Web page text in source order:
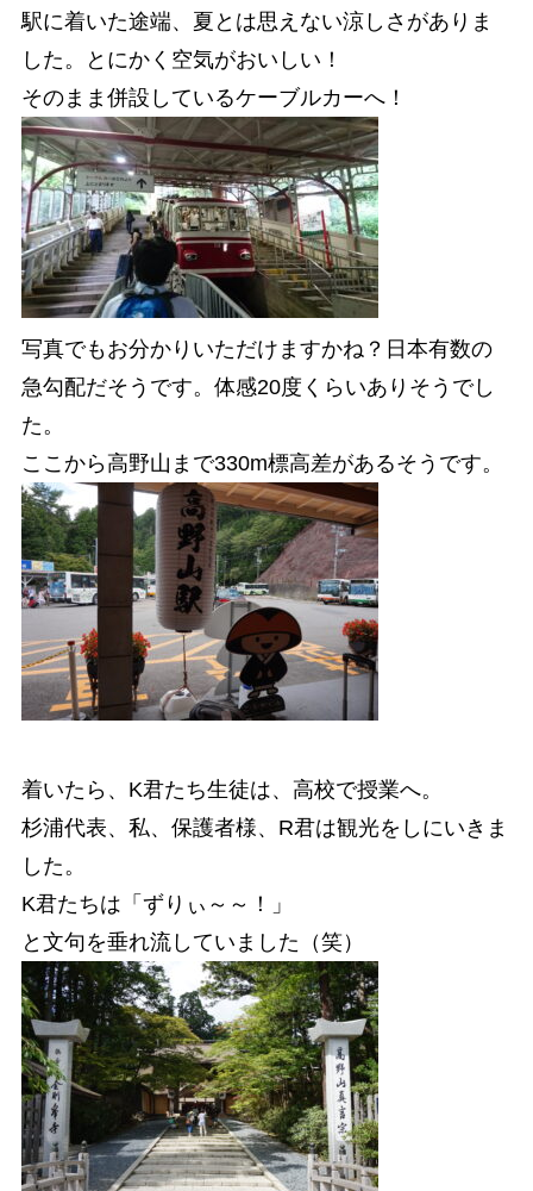
駅に着いた途端、夏とは思えない涼しさがありま
した。とにかく空気がおいしい！
そのまま併設しているケーブルカーへ！
写真でもお分かりいただけますかね？日本有数の
急勾配だそうです。体感20度くらいありそうでし
た。
ここから高野山まで330m標高差があるそうです。
着いたら、K君たち生徒は、高校で授業へ。
杉浦代表、私、保護者様、R君は観光をしにいきま
した。
K君たちは「ずりぃ～～！」
と文句を垂れ流していました（笑）